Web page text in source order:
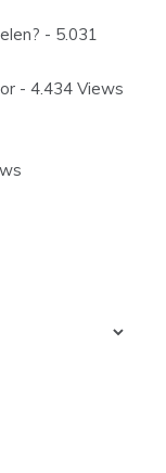
- 5.031
- 4.434 Views